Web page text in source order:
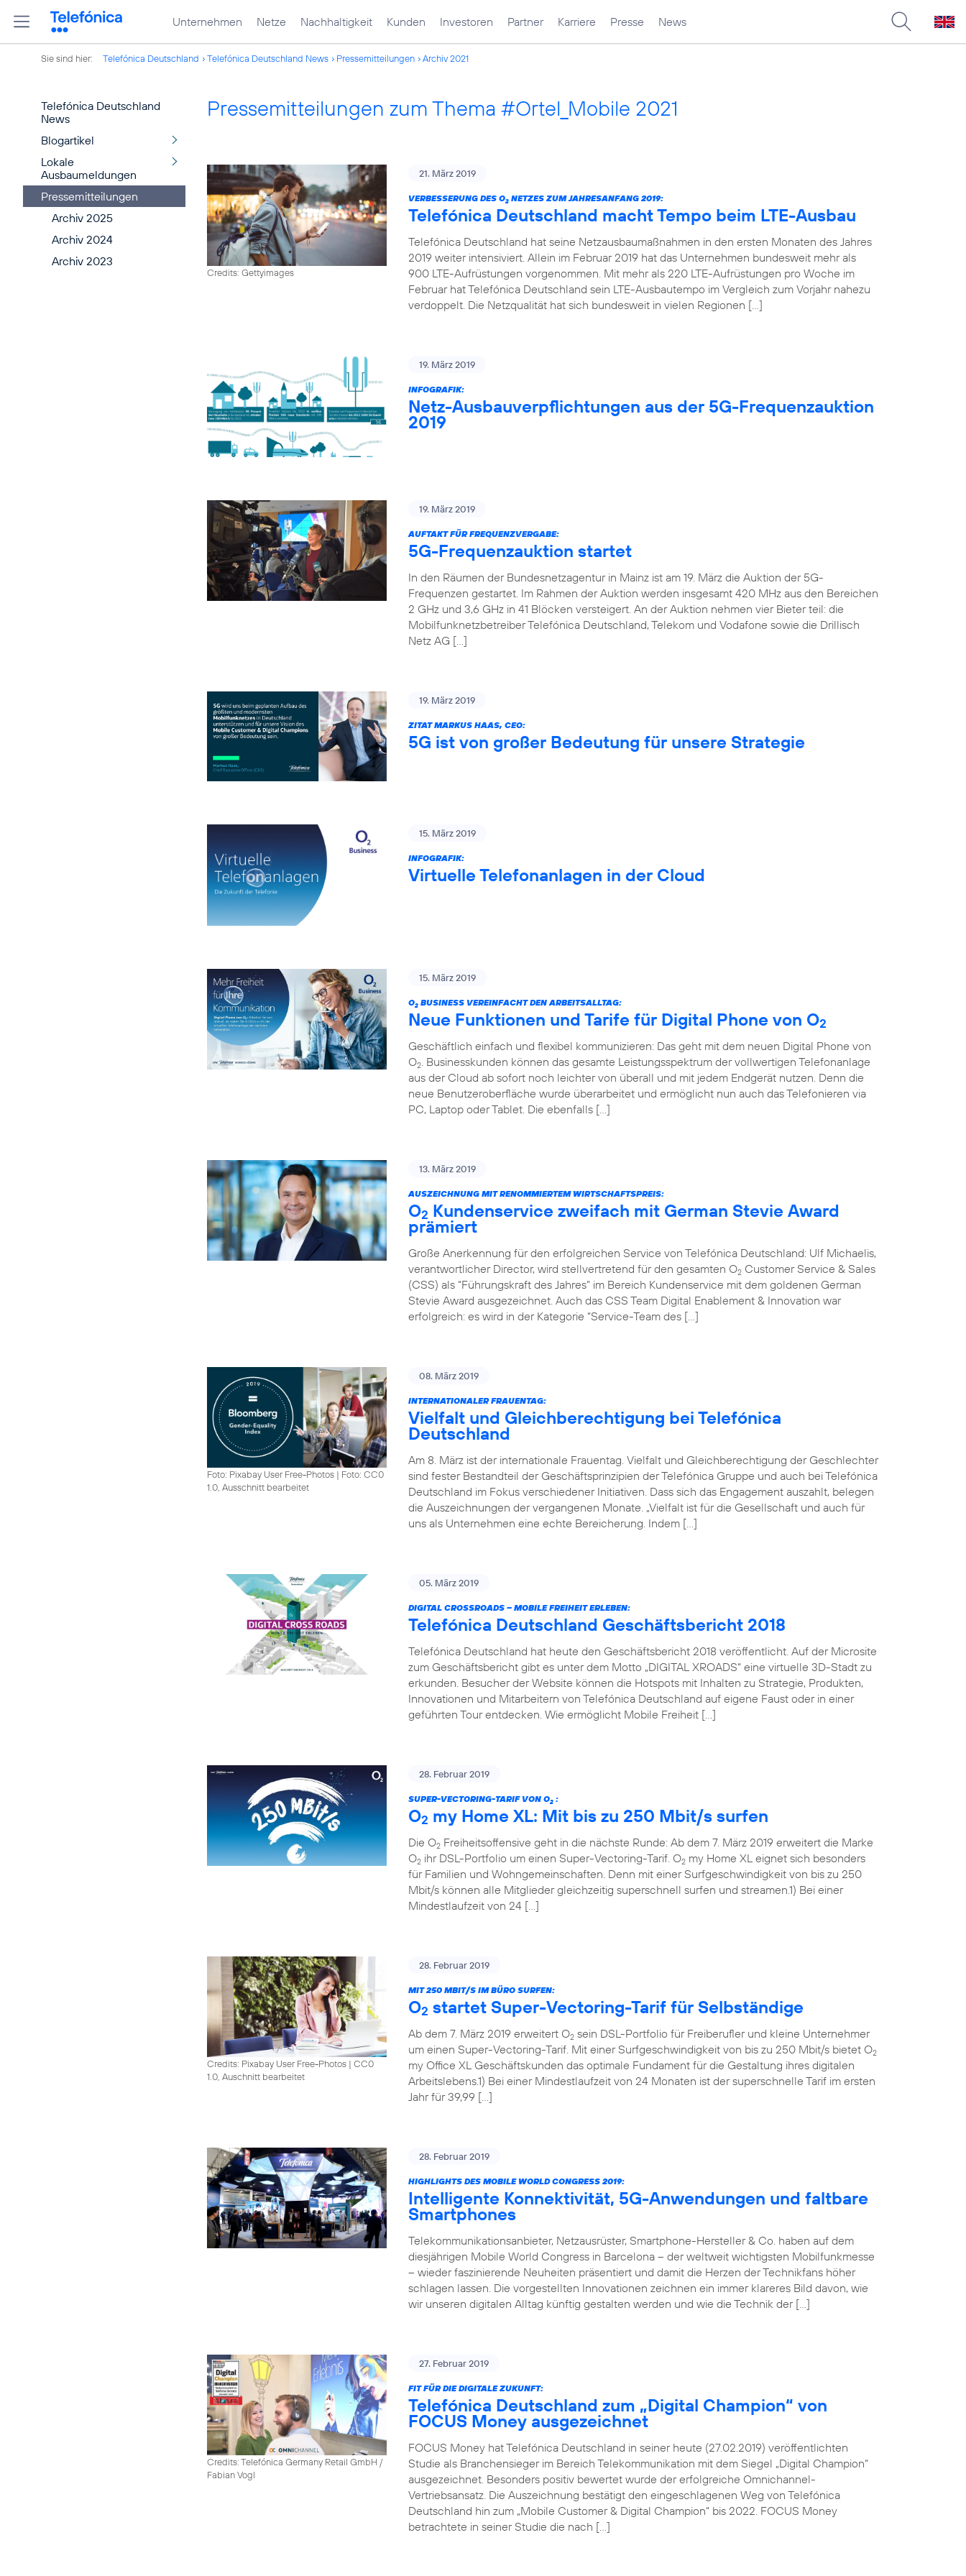
Unternehmen Netze Nachhaltigkeit Kunden Investoren Partner Karriere Presse News
Sie sind hier: Telefónica Deutschland Telefónica Deutschland News Pressemitteilungen Archiv 2021
Telefónica Deutschland
News
Blogartikel
Lokale
Ausbaumeldungen
Pressemitteilungen
Archiv 2025
Archiv 2024
Archiv 2023
Pressemitteilungen zum Thema #Ortel_Mobile 2021
Credits: Gettyimages
21. März 2019
VERBESSERUNG DES O2 NETZES ZUM JAHRESANFANG 2019:
Telefónica Deutschland macht Tempo beim LTE-Ausbau
Telefónica Deutschland hat seine Netzausbaumaßnahmen in den ersten Monaten des Jahres
2019 weiter intensiviert. Allein im Februar 2019 hat das Unternehmen bundesweit mehr als
900 LTE-Aufrüstungen vorgenommen. Mit mehr als 220 LTE-Aufrüstungen pro Woche im
Februar hat Telefónica Deutschland sein LTE-Ausbautempo im Vergleich zum Vorjahr nahezu
verdoppelt. Die Netzqualität hat sich bundesweit in vielen Regionen […]
19. März 2019
INFOGRAFIK:
Netz-Ausbauverpflichtungen aus der 5G-Frequenzauktion
2019
19. März 2019
AUFTAKT FÜR FREQUENZVERGABE:
5G-Frequenzauktion startet
In den Räumen der Bundesnetzagentur in Mainz ist am 19. März die Auktion der 5G-
Frequenzen gestartet. Im Rahmen der Auktion werden insgesamt 420 MHz aus den Bereichen
2 GHz und 3,6 GHz in 41 Blöcken versteigert. An der Auktion nehmen vier Bieter teil: die
Mobilfunknetzbetreiber Telefónica Deutschland, Telekom und Vodafone sowie die Drillisch
Netz AG […]
19. März 2019
ZITAT MARKUS HAAS, CEO:
5G ist von großer Bedeutung für unsere Strategie
15. März 2019
INFOGRAFIK:
Virtuelle Telefonanlagen in der Cloud
15. März 2019
O2 BUSINESS VEREINFACHT DEN ARBEITSALLTAG:
Neue Funktionen und Tarife für Digital Phone von O2
Geschäftlich einfach und flexibel kommunizieren: Das geht mit dem neuen Digital Phone von
O2 . Businesskunden können das gesamte Leistungsspektrum der vollwertigen Telefonanlage
aus der Cloud ab sofort noch leichter von überall und mit jedem Endgerät nutzen. Denn die
neue Benutzeroberfläche wurde überarbeitet und ermöglicht nun auch das Telefonieren via
PC, Laptop oder Tablet. Die ebenfalls […]
13. März 2019
AUSZEICHNUNG MIT RENOMMIERTEM WIRTSCHAFTSPREIS:
O2 Kundenservice zweifach mit German Stevie Award
prämiert
Große Anerkennung für den erfolgreichen Service von Telefónica Deutschland: Ulf Michaelis,
verantwortlicher Director, wird stellvertretend für den gesamten O2 Customer Service & Sales
(CSS) als “Führungskraft des Jahres” im Bereich Kundenservice mit dem goldenen German
Stevie Award ausgezeichnet. Auch das CSS Team Digital Enablement & Innovation war
erfolgreich: es wird in der Kategorie “Service-Team des […]
Foto: Pixabay User Free-Photos | Foto: CC0
1.0, Ausschnitt bearbeitet
08. März 2019
INTERNATIONALER FRAUENTAG:
Vielfalt und Gleichberechtigung bei Telefónica
Deutschland
Am 8. März ist der internationale Frauentag. Vielfalt und Gleichberechtigung der Geschlechter
sind fester Bestandteil der Geschäftsprinzipien der Telefónica Gruppe und auch bei Telefónica
Deutschland im Fokus verschiedener Initiativen. Dass sich das Engagement auszahlt, belegen
die Auszeichnungen der vergangenen Monate. „Vielfalt ist für die Gesellschaft und auch für
uns als Unternehmen eine echte Bereicherung. Indem […]
05. März 2019
DIGITAL CROSSROADS – MOBILE FREIHEIT ERLEBEN:
Telefónica Deutschland Geschäftsbericht 2018
Telefónica Deutschland hat heute den Geschäftsbericht 2018 veröffentlicht. Auf der Microsite
zum Geschäftsbericht gibt es unter dem Motto „DIGITAL XROADS“ eine virtuelle 3D-Stadt zu
erkunden. Besucher der Website können die Hotspots mit Inhalten zu Strategie, Produkten,
Innovationen und Mitarbeitern von Telefónica Deutschland auf eigene Faust oder in einer
geführten Tour entdecken. Wie ermöglicht Mobile Freiheit […]
28. Februar 2019
SUPER-VECTORING-TARIF VON O2 :
O2 my Home XL: Mit bis zu 250 Mbit/s surfen
Die O2 Freiheitsoffensive geht in die nächste Runde: Ab dem 7. März 2019 erweitert die Marke
O2 ihr DSL-Portfolio um einen Super-Vectoring-Tarif. O2 my Home XL eignet sich besonders
für Familien und Wohngemeinschaften. Denn mit einer Surfgeschwindigkeit von bis zu 250
Mbit/s können alle Mitglieder gleichzeitig superschnell surfen und streamen.1) Bei einer
Mindestlaufzeit von 24 […]
Credits: Pixabay User Free-Photos | CC0
1.0, Auschnitt bearbeitet
28. Februar 2019
MIT 250 MBIT/S IM BÜRO SURFEN:
O2 startet Super-Vectoring-Tarif für Selbständige
Ab dem 7. März 2019 erweitert O2 sein DSL-Portfolio für Freiberufler und kleine Unternehmer
um einen Super-Vectoring-Tarif. Mit einer Surfgeschwindigkeit von bis zu 250 Mbit/s bietet O2
my Office XL Geschäftskunden das optimale Fundament für die Gestaltung ihres digitalen
Arbeitslebens.1) Bei einer Mindestlaufzeit von 24 Monaten ist der superschnelle Tarif im ersten
Jahr für 39,99 […]
28. Februar 2019
HIGHLIGHTS DES MOBILE WORLD CONGRESS 2019:
Intelligente Konnektivität, 5G-Anwendungen und faltbare
Smartphones
Telekommunikationsanbieter, Netzausrüster, Smartphone-Hersteller & Co. haben auf dem
diesjährigen Mobile World Congress in Barcelona – der weltweit wichtigsten Mobilfunkmesse
– wieder faszinierende Neuheiten präsentiert und damit die Herzen der Technikfans höher
schlagen lassen. Die vorgestellten Innovationen zeichnen ein immer klareres Bild davon, wie
wir unseren digitalen Alltag künftig gestalten werden und wie die Technik der […]
Credits: Telefónica Germany Retail GmbH /
Fabian Vogl
27. Februar 2019
FIT FÜR DIE DIGITALE ZUKUNFT:
Telefónica Deutschland zum „Digital Champion“ von
FOCUS Money ausgezeichnet
FOCUS Money hat Telefónica Deutschland in seiner heute (27.02.2019) veröffentlichten
Studie als Branchensieger im Bereich Telekommunikation mit dem Siegel „Digital Champion“
ausgezeichnet. Besonders positiv bewertet wurde der erfolgreiche Omnichannel-
Vertriebsansatz. Die Auszeichnung bestätigt den eingeschlagenen Weg von Telefónica
Deutschland hin zum „Mobile Customer & Digital Champion“ bis 2022. FOCUS Money
betrachtete in seiner Studie die nach […]